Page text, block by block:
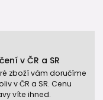
v ČR a SR
zboží vám doručíme
v ČR a SR. Cenu
víte ihned.